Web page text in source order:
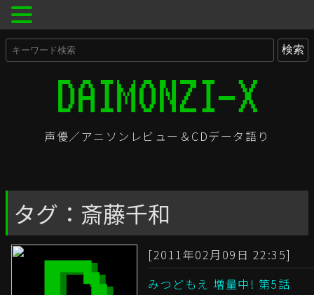
声優／アニソンレビュー＆CDデータ語り
タグ：斎藤千和
[2011年02月09日 22:35]
みつどもえ 増量中! 第5話